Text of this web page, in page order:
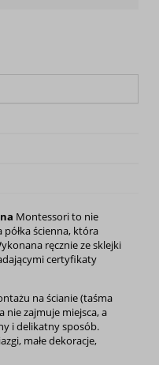
płatności
Montessori to nie
ścienna, która
ręcznie ze sklejki
certyfikaty
na ścianie (taśma
nie zajmuje miejsca, a
i delikatny sposób.
małe dekoracje,